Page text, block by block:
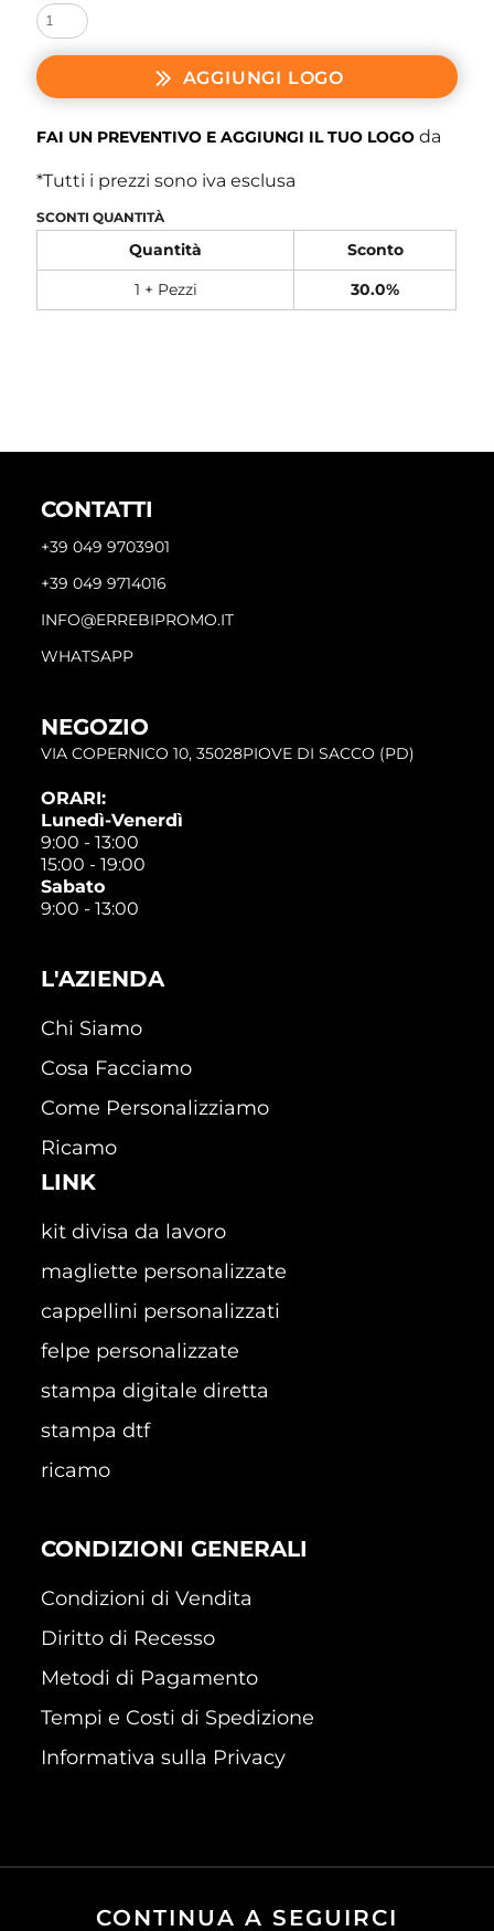
AGGIUNGI LOGO
FAI UN PREVENTIVO E AGGIUNGI IL TUO LOGO da
*Tutti i prezzi sono iva esclusa
SCONTI QUANTITÀ
Quantità
Sconto
1 + Pezzi
30.0%
CONTATTI
+39 049 9703901
+39 049 9714016
INFO@ERREBIPROMO.IT
WHATSAPP
NEGOZIO
VIA COPERNICO 10, 35028PIOVE DI SACCO (PD)
ORARI:
Lunedì-Venerdì
9:00 - 13:00
15:00 - 19:00
Sabato
9:00 - 13:00
L'AZIENDA
Chi Siamo
Cosa Facciamo
Come Personalizziamo
Ricamo
LINK
kit divisa da lavoro
magliette personalizzate
cappellini personalizzati
felpe personalizzate
stampa digitale diretta
stampa dtf
ricamo
CONDIZIONI GENERALI
Condizioni di Vendita
Diritto di Recesso
Metodi di Pagamento
Tempi e Costi di Spedizione
Informativa sulla Privacy
CONTINUA A SEGUIRCI